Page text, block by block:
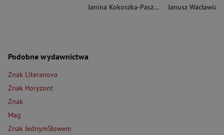
Janina Kokoszka-Paszkot
Piotr Wierzbiński
Janusz Wacławiak
Podobne wydawnictwa
Znak Literanova
Znak Horyzont
Znak
Mag
Znak JednymSłowem